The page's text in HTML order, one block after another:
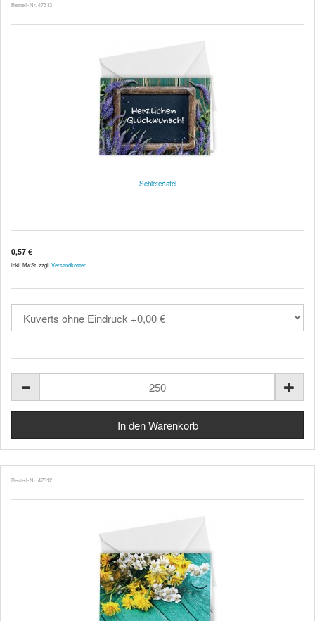
Bestell-Nr. 47313
Schiefertafel
0,57 €
inkl. MwSt. zzgl. Versandkosten
Bestell-Nr. 47312